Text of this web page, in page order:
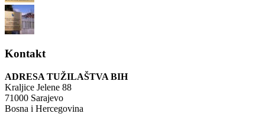
Kontakt
ADRESA TUŽILAŠTVA BIH
Kraljice Jelene 88
71000 Sarajevo
Bosna i Hercegovina